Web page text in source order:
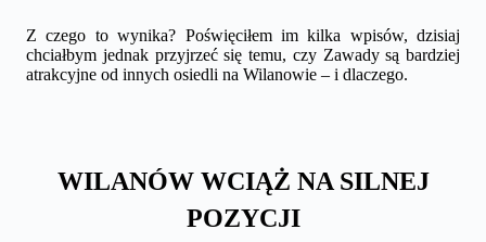
Z czego to wynika? Poświęciłem im kilka wpisów, dzisiaj
chciałbym jednak przyjrzeć się temu, czy Zawady są bardziej
atrakcyjne od innych osiedli na Wilanowie – i dlaczego.
WILANÓW WCIĄŻ NA SILNEJ
POZYCJI